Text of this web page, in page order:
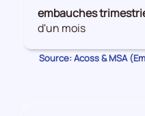
données
sur
les
Embauches
embauches
d'un mois
Source: Acoss & MSA